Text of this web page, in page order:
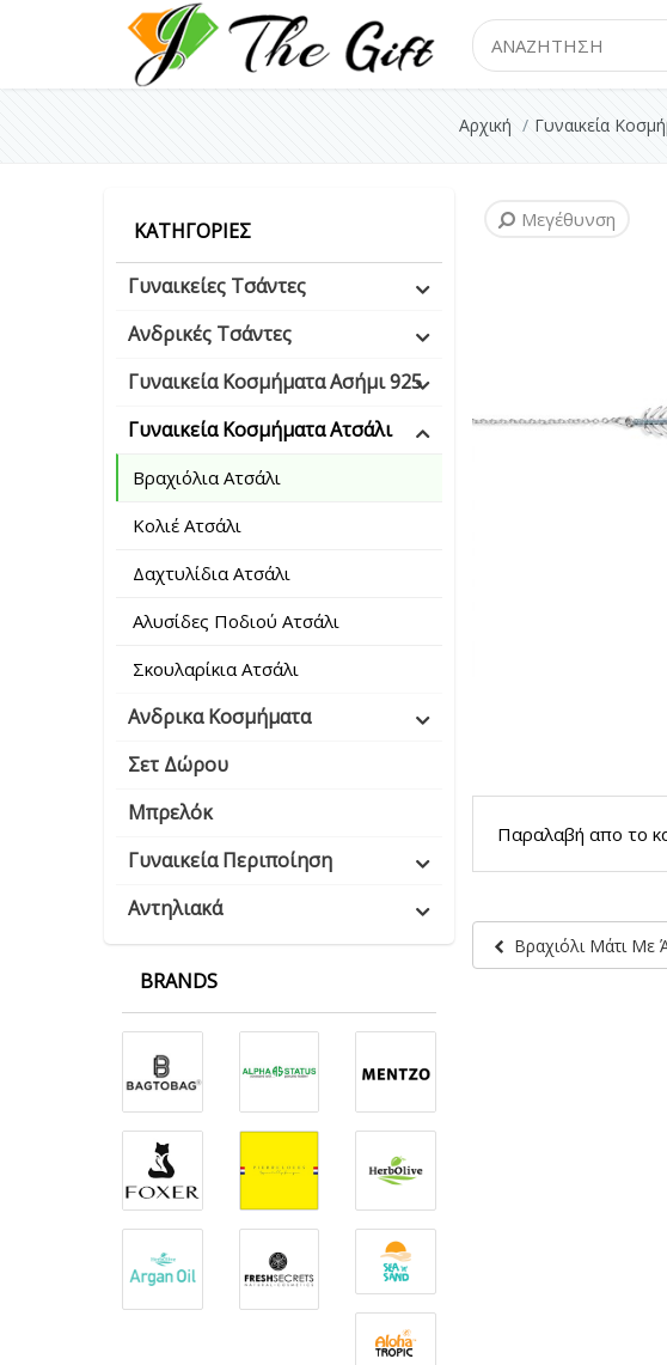
Search
Αρχική Γυναικεία
ΚΑΤΗΓΟΡΊΕΣ
Γυναικείες Τσάντες
Ανδρικές Τσάντες
Γυναικεία Κοσμήματα Ασήμι 925
Γυναικεία Κοσμήματα Ατσάλι
Βραχιόλια Ατσάλι
Κολιέ Ατσάλι
Δαχτυλίδια Ατσάλι
Αλυσίδες Ποδιού Ατσάλι
Σκουλαρίκια Ατσάλι
Ανδρικα Κοσμήματα
Σετ Δώρου
Μπρελόκ
Γυναικεία Περιποίηση
Αντηλιακά
BRANDS
Μεγέθυνση
Παραλαβή απο το
Βραχιόλι Μάτι Με